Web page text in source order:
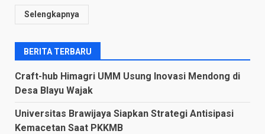
Selengkapnya
BERITA TERBARU
Craft-hub Himagri UMM Usung Inovasi Mendong di
Desa Blayu Wajak
Universitas Brawijaya Siapkan Strategi Antisipasi
Kemacetan Saat PKKMB